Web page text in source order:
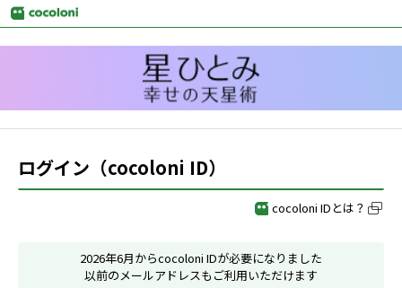
ログイン（cocoloni ID）
cocoloni IDとは？
2026年6月からcocoloni IDが必要になりました
以前のメールアドレスもご利用いただけます